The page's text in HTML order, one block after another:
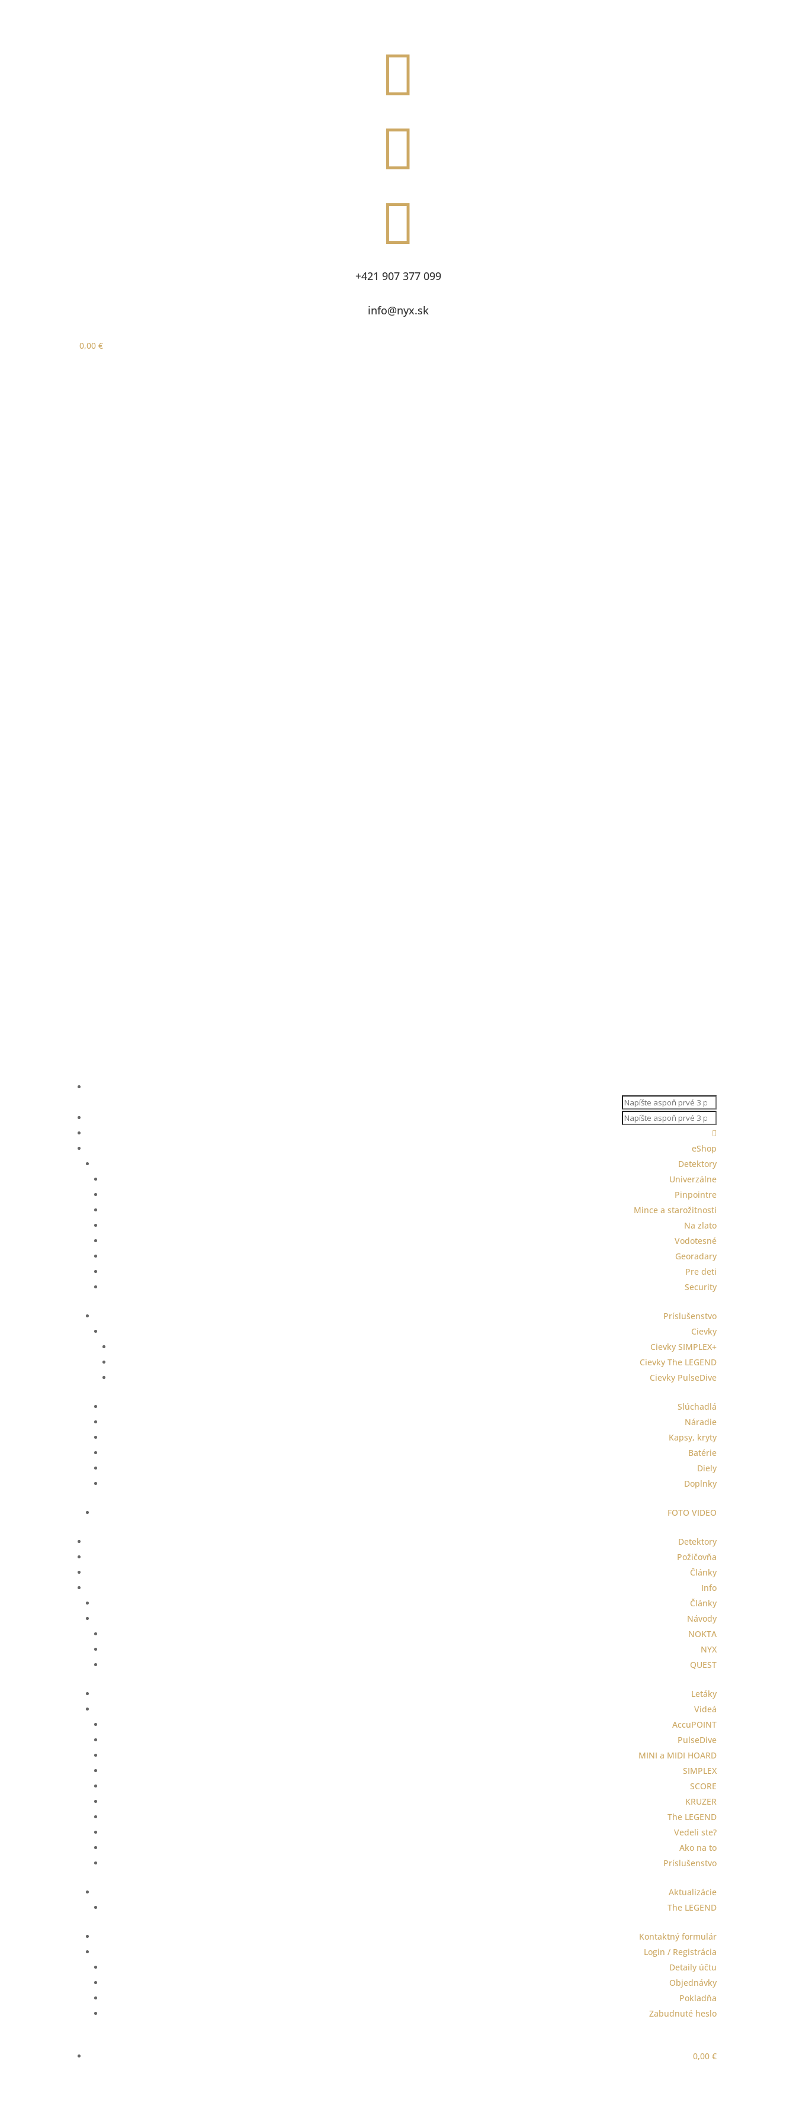



+421 907 377 099
info@nyx.sk
0,00€
Products
search
Products

eShop
Detektory
Univerzálne
Pinpointre
Mince a starožitnosti
Na zlato
Vodotesné
Georadary
Pre deti
Security
Príslušenstvo
Cievky
Cievky SIMPLEX+
Cievky The LEGEND
Cievky PulseDive
Slúchadlá
Náradie
Kapsy, kryty
Batérie
Diely
Doplnky
FOTO VIDEO
Detektory
Požičovňa
Články
Info
Články
Návody
NOKTA
NYX
QUEST
Letáky
Videá
AccuPOINT
PulseDive
MINI a MIDI HOARD
SIMPLEX
SCORE
KRUZER
The LEGEND
Vedeli ste?
Ako na to
Príslušenstvo
Aktualizácie
The LEGEND
Kontaktný formulár
Login / Registrácia
Detaily účtu
Objednávky
Pokladňa
Zabudnuté heslo
0,00 €